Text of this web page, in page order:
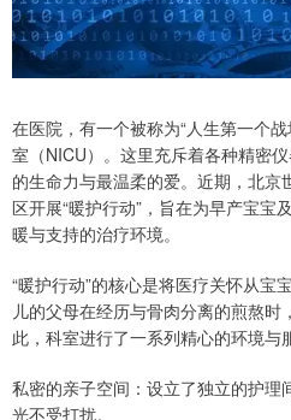
在医院，有一个被称为“人生第一个
室（NICU）。这里充斥着各种精密
的生命力与最温柔的爱。近期，北京
区开展“暖护行动”，旨在为早产宝宝
暖与支持的治疗环境。
“暖护行动”的核心是将医疗关怀从宝
儿的父母在经历与骨肉分离的煎熬时
此，科室进行了一系列精心的环境与
私密的亲子空间：设立了独立的护理
光不受打扰。